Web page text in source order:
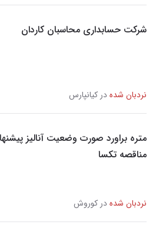
شرکت حسابداری محاسبان کاردان
نردبان شدهدر کیانپارس
متره براورد صورت وضعیت آنالیز
مناقصه تکسا
نردبان شدهدر کوروش